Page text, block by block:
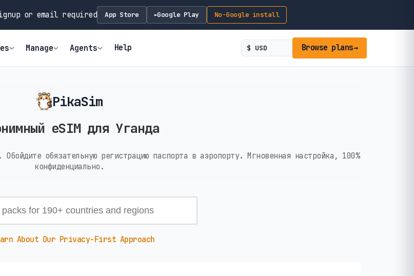
or email required App Store ►Google Play No-Google install
Manage Agents Help Browse plans→
PikaSim
eSIM для Уганда
обязательную регистрацию паспорта в аэропорту. Мгновенная настройка, 100%
конфиденциально.
About Our Privacy-First Approach